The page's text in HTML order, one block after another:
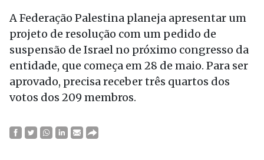
A Federação Palestina planeja apresentar um
projeto de resolução com um pedido de
suspensão de Israel no próximo congresso da
entidade, que começa em 28 de maio. Para ser
aprovado, precisa receber três quartos dos
votos dos 209 membros.